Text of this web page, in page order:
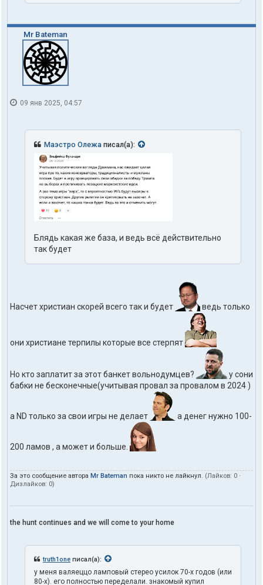
Mr Bateman
09 янв 2025, 04:57
Маэстро Олежа писал(а):
Блядь какая же база, и ведь всё действительно
так будет
Насчет христиан скорей всего так и будет ведь только
они христиане терпилы которые все стерпят
Но кто заплатит за этот банкет вольнодумцев?
у сони
бабки не бесконечные(учитывая провал за провалом в 2024 )
а ND только за свои игры не делает а денег нужно 100-
200 ламов , а может и больше.
За это сообщение автора Mr Bateman пока никто не лайкнул. (Лайков: 0 ·
Дизлайков: 0)
the hunt continues and we will come to your home
truth1one писал(а):
у меня валяеццо ламповый стерео усилок 70-х годов (или
80-х). его полностью переделали. знакомый купил